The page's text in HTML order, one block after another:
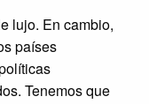
lujo. En cambio,
países
Tenemos que